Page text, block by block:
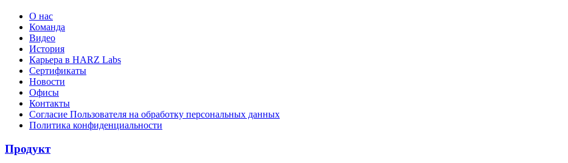
О нас
Команда
Видео
История
Карьера в HARZ Labs
Сертификаты
Новости
Офисы
Контакты
Согласие Пользователя на обработку персональных данных
Политика конфиденциальности
Продукт